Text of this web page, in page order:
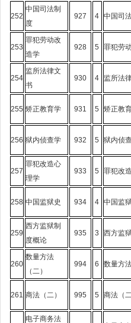
252
中国司法制
度
927 4 中国司
253
罪犯劳动改
造学
928 5 罪犯劳
254
监所法律文
书
930 4 监所法
255 矫正教育学 931 5 矫正教
256 狱内侦查学 932 5 狱内侦
257
罪犯改造心
理学
933 5 罪犯改
258 中国监狱史 934 4 中国监
259
西方监狱制
度概论
935 3 西方监
260
数量方法
（二）
994 6 数量方
261 商法（二） 995 5 商法（
电子商务法